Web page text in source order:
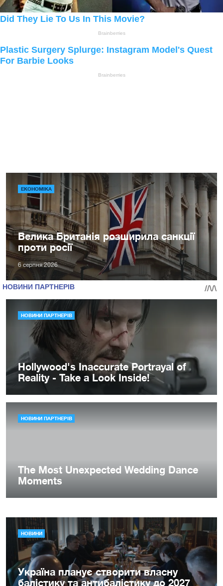
ЕКОНОМІКА
Велика Британія розширила санкції
проти росії
6 серпня 2026
НОВИНИ
Україна планує створити власну
балістику та антибалістику до 2027